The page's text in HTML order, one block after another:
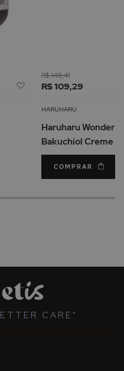
Adicionar
Lista
Desejos
R$ 109,29
R$ 148,41
HARUHARU
Haruharu Wonder
Bakuchiol Creme
20ml
COMPRAR
CARE"